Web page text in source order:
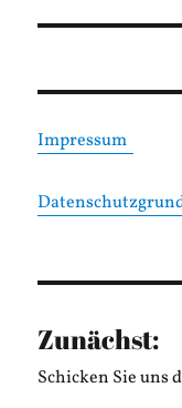
Impressum
Zunächst:
Schicken Sie uns